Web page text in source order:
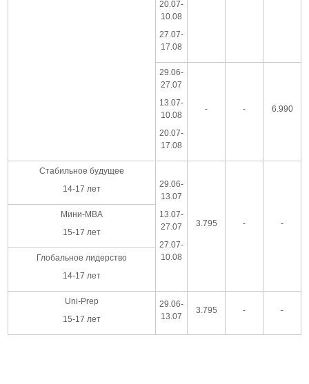
20.07-
10.08
27.07-
17.08
29.06-
27.07
13.07-
10.08
20.07-
17.08
- - 6.990
Стабильное будущее
14-17 лет
29.06-
13.07
13.07-
27.07
27.07-
10.08
3.795 - -
Мини-MBA
15-17 лет
Глобальное лидерство
14-17 лет
Uni-Prep
15-17 лет
29.06-
13.07
3.795 - -